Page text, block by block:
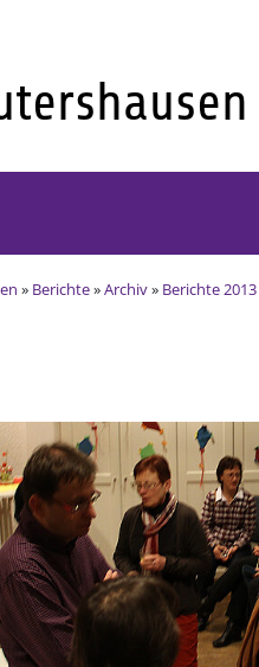
» Berichte»Archiv» Berichte 2013